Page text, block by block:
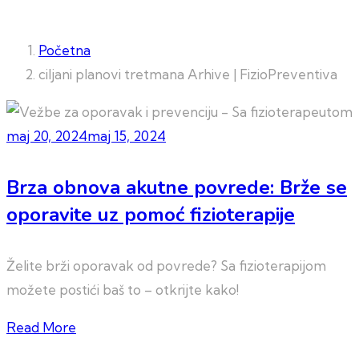
Početna
ciljani planovi tretmana Arhive | FizioPreventiva
maj 20, 2024maj 15, 2024
Brza obnova akutne povrede: Brže se
oporavite uz pomoć fizioterapije
Želite brži oporavak od povrede? Sa fizioterapijom
možete postići baš to – otkrijte kako!
Read More